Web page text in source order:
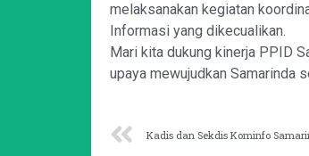
melaksanakan kegiatan
Informasi yang dikecualikan.
Mari kita dukung kinerja PPID
upaya mewujudkan Samarinda